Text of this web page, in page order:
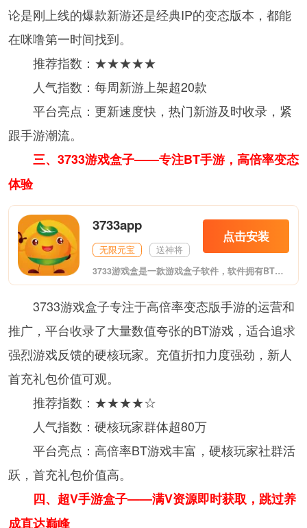
论是刚上线的爆款新游还是经典IP的变态版本，都能
在咪噜第一时间找到。
推荐指数：★★★★★
人气指数：每周新游上架超20款
平台亮点：更新速度快，热门新游及时收录，紧
跟手游潮流。
三、3733游戏盒子——专注BT手游，高倍率变态
体验
3733app
无限元宝 送神将
点击安装
3733游戏盒是一款游戏盒子软件，软件拥有BT版手游、破解版手机游戏、满vip手机游戏等诸多游戏资源，可以帮助玩家更轻松激情玩转游戏，喜欢的朋友欢迎前来下载。
3733游戏盒子专注于高倍率变态版手游的运营和
推广，平台收录了大量数值夸张的BT游戏，适合追求
强烈游戏反馈的硬核玩家。充值折扣力度强劲，新人
首充礼包价值可观。
推荐指数：★★★★☆
人气指数：硬核玩家群体超80万
平台亮点：高倍率BT游戏丰富，硬核玩家社群活
跃，首充礼包价值高。
四、超V手游盒子——满V资源即时获取，跳过养
成直达巅峰